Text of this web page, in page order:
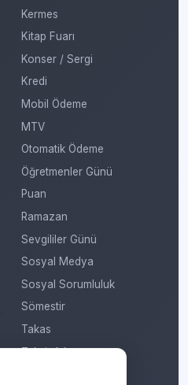
Kermes
Kitap Fuarı
Konser / Sergi
Kredi
Mobil Ödeme
MTV
Otomatik Ödeme
Öğretmenler Günü
Puan
Ramazan
Sevgililer Günü
Sosyal Medya
Sosyal Sorumluluk
Sömestir
Takas
Taksit Atlat